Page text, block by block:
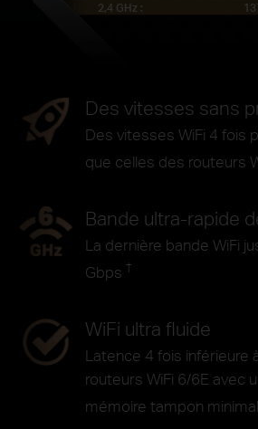
Des vitesses sans
Des vitesses WiFi 4 fois
que celles des routeurs
Bande ultra-rapide
La dernière bande WiFi
Gbps†
WiFi ultra fluide
Latence 4 fois inférieure
routeurs WiFi 6/6E avec
mémoire tampon
2,4 GHz :